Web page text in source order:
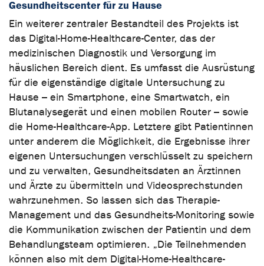
Gesundheitscenter für zu Hause
Ein weiterer zentraler Bestandteil des Projekts ist
das Digital-Home-Healthcare-Center, das der
medizinischen Diagnostik und Versorgung im
häuslichen Bereich dient. Es umfasst die Ausrüstung
für die eigenständige digitale Untersuchung zu
Hause – ein Smartphone, eine Smartwatch, ein
Blutanalysegerät und einen mobilen Router – sowie
die Home-Healthcare-App. Letztere gibt Patientinnen
unter anderem die Möglichkeit, die Ergebnisse ihrer
eigenen Untersuchungen verschlüsselt zu speichern
und zu verwalten, Gesundheitsdaten an Ärztinnen
und Ärzte zu übermitteln und Videosprechstunden
wahrzunehmen. So lassen sich das Therapie-
Management und das Gesundheits-Monitoring sowie
die Kommunikation zwischen der Patientin und dem
Behandlungsteam optimieren. „Die Teilnehmenden
können also mit dem Digital-Home-Healthcare-